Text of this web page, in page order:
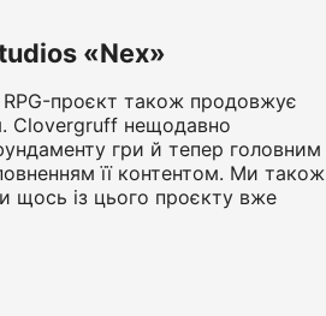
«Nex»
проєкт також продовжує
Clovergruff нещодавно
гри й тепер головним
її контентом. Ми також
щось із цього проєкту вже